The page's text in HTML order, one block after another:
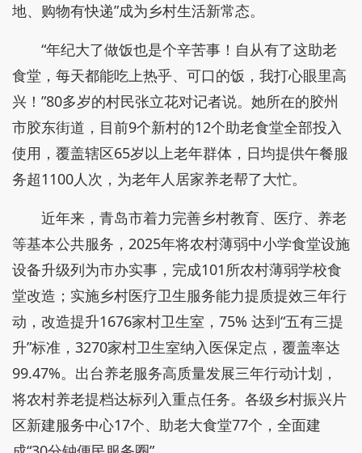
地、购物有快递”成为乡村生活新常态。
“年纪大了做饭也是个辛苦事！自从有了这助老
食堂，每天都能吃上热乎、可口的饭，我打心眼里高
兴！”80多岁的村民张立花对记者说。她所在的胶州
市胶东街道，目前9个新村的12个助老食堂全部投入
使用，覆盖辖区65岁以上老年群体，日均提供午餐服
务超1100人次，为老年人居家养老帮了大忙。
近年来，青岛市着力完善乡村教育、医疗、养老
等基本公共服务，2025年将农村薄弱中小学食堂设施
设备升级列为市办实事，完成101所农村薄弱学校食
堂改造；实施乡村医疗卫生服务能力提质提效三年行
动，改造提升1676家村卫生室，75% 达到“五有三提
升”标准，3270家村卫生室纳入医保定点，覆盖率达
99.47%。出台养老服务高质量发展三年行动计划，
将农村养老提档达标列入重点任务。各级乡村振兴片
区新建服务中心17个、助老大食堂77个，全面建